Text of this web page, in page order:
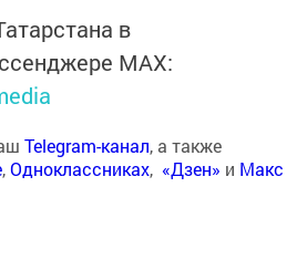
в
MАХ:
Telegram-канал, а также
,Одноклассниках, «Дзен» и Макс